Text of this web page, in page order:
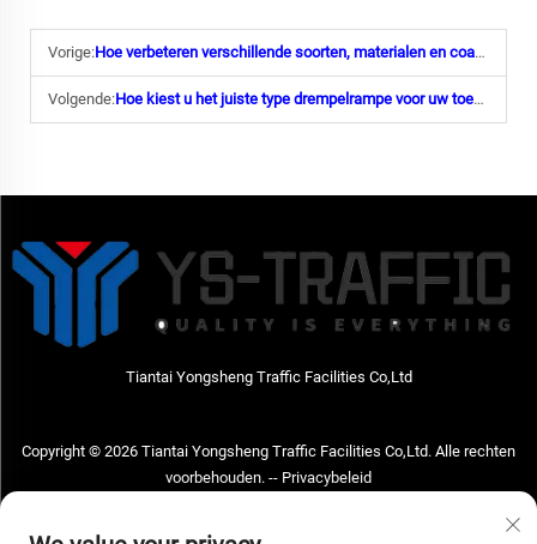
Vorige:Hoe verbeteren verschillende soorten, materialen en coatings van paaltjes de beveiliging en duurzaamheid van een locatie?
Volgende:Hoe kiest u het juiste type drempelrampe voor uw toegankelijkheidsbehoeften thuis?
Tiantai Yongsheng Traffic Facilities Co,Ltd
Copyright © 2026 Tiantai Yongsheng Traffic Facilities Co,Ltd. Alle rechten
voorbehouden. -- Privacybeleid